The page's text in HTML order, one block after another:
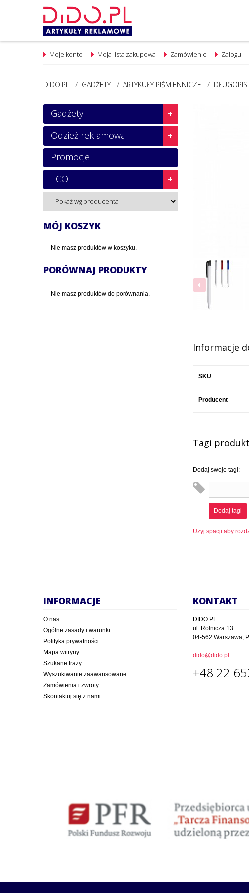
Zaloguj
Moje konto Moja lista zakupowa Zamówienie
DIDO.PL / GADŻETY / ARTYKUŁY PIŚMIENNICZE / DŁUGOPIS
Informacje
SKU
Producent
Tagi
Dodaj swoje tagi:
Dodaj tagi
Użyj spacji aby
Gadżety
Odzież reklamowa
Promocje
ECO
MÓJ KOSZYK
Nie masz produktów w koszyku.
PORÓWNAJ PRODUKTY
Nie masz produktów do porównania.
INFORMACJE
O nas
Ogólne zasady i warunki
Polityka prywatności
Mapa witryny
Szukane frazy
Wyszukiwanie zaawansowane
Zamówienia i zwroty
Skontaktuj się z nami
KONTAKT
DIDO.PL
ul. Rolnicza 13
04-562 Warszawa,
dido@dido.pl
+48 22